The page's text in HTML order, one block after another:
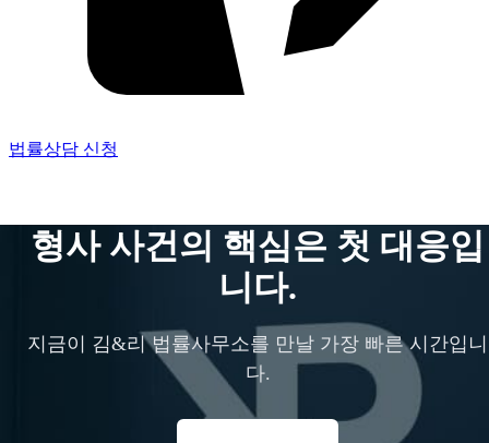
법률상담 신청
형사 사건의 핵심은 첫 대응입
니다.
지금이 김&리 법률사무소를 만날 가장 빠른 시간입니
다.